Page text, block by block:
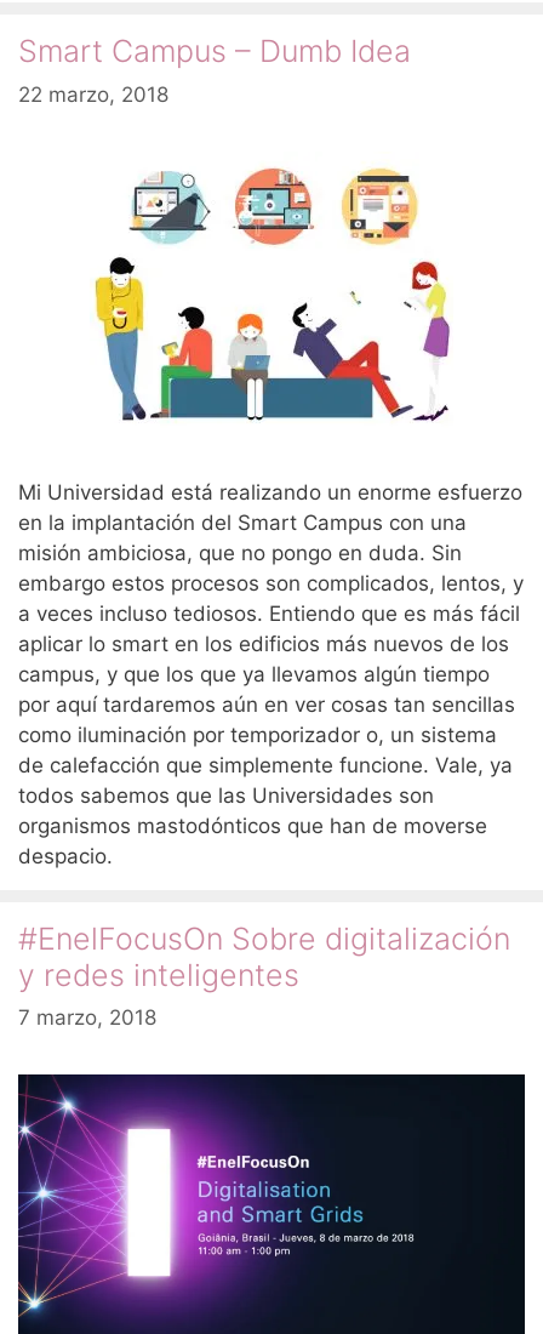
Smart Campus – Dumb Idea
22 marzo, 2018
Mi Universidad está realizando un enorme esfuerzo
en la implantación del Smart Campus con una
misión ambiciosa, que no pongo en duda. Sin
embargo estos procesos son complicados, lentos, y
a veces incluso tediosos. Entiendo que es más fácil
aplicar lo smart en los edificios más nuevos de los
campus, y que los que ya llevamos algún tiempo
por aquí tardaremos aún en ver cosas tan sencillas
como iluminación por temporizador o, un sistema
de calefacción que simplemente funcione. Vale, ya
todos sabemos que las Universidades son
organismos mastodónticos que han de moverse
despacio.
#EnelFocusOn Sobre digitalización
y redes inteligentes
7 marzo, 2018